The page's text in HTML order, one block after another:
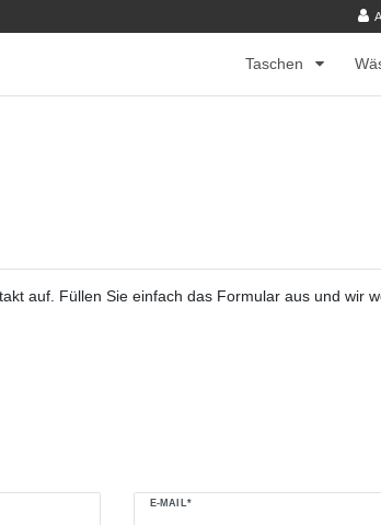
Taschen
auf. Füllen Sie einfach das Formular aus und wir
E-MAIL*